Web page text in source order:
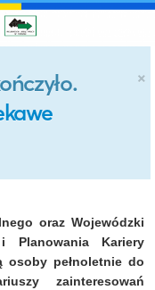
×
oraz Wojewódzki
Planowania Kariery
osoby pełnoletnie do
zainteresowań